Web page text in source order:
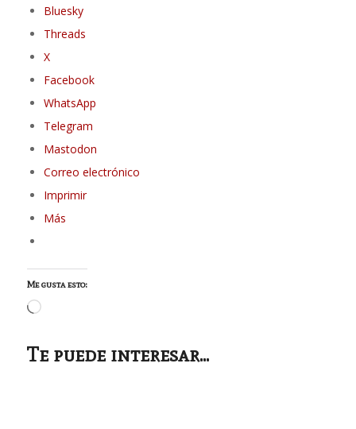
Bluesky
Threads
X
Facebook
WhatsApp
Telegram
Mastodon
Correo electrónico
Imprimir
Más
Me gusta esto:
Cargando...
Te puede interesar...